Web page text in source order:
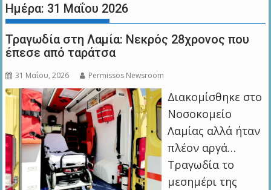
Ημέρα: 31 Μαΐου 2026
Τραγωδία στη Λαμία: Νεκρός 28χρονος που
έπεσε από ταράτσα
31 Μαΐου, 2026 Permissos Newsroom
Διακομίσθηκε στο
Νοσοκομείο
Λαμίας αλλά ήταν
πλέον αργά…
Τραγωδία το
μεσημέρι της